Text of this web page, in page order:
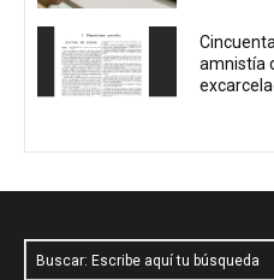
amnistía
Buscar: Escribe aquí tu búsqueda